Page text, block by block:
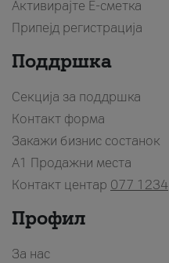
Активирајте Е-сметка
Припејд регистрација
Поддршка
Секција за поддршка
Контакт форма
Закажи бизнис состанок
A1 Продажни места
Контакт центар 077 1234
Профил
За нас